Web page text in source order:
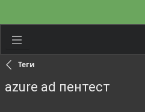
Теги
azure ad пентест